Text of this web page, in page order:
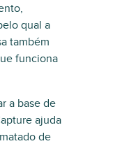
qual a
também
funciona
a base de
ajuda
de